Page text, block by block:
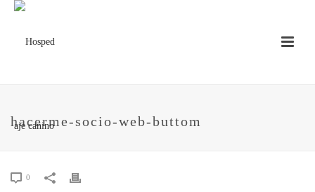
hacerme-socio-web-buttom
0